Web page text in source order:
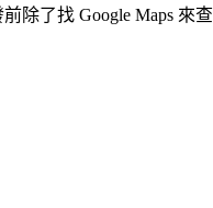
除了找 Google Maps 來